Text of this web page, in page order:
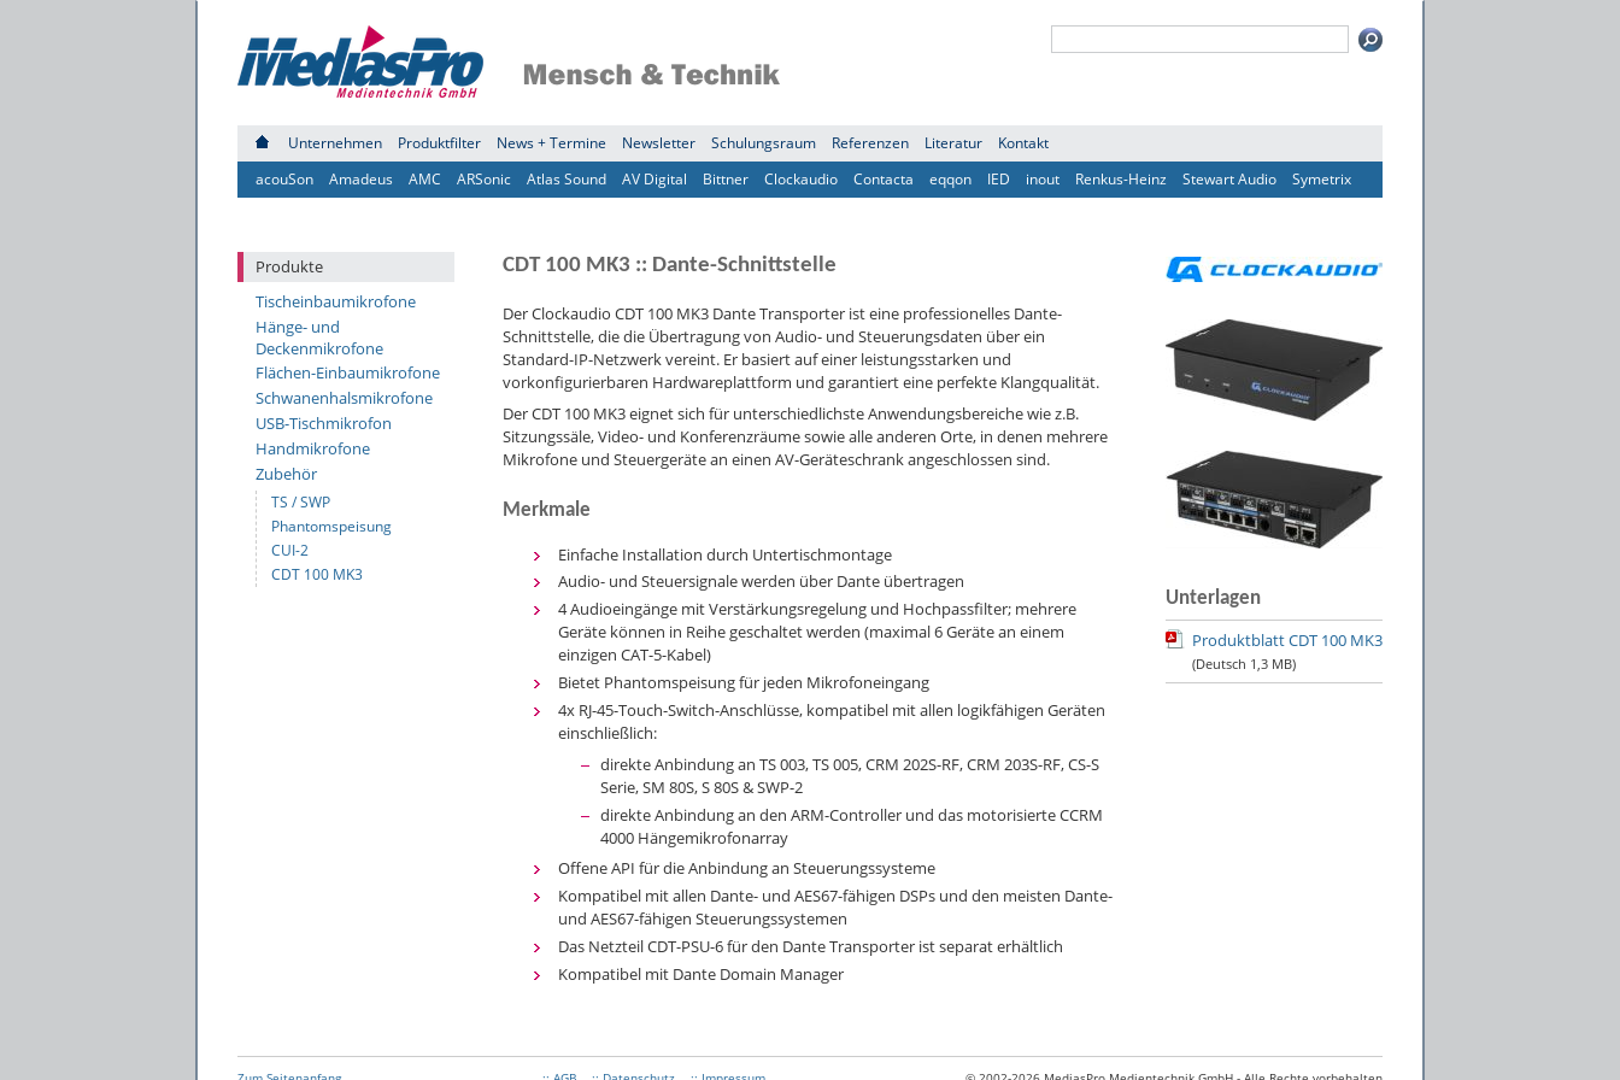
Unternehmen Produktfilter News + Termine Newsletter Schulungsraum Referenzen Literatur
Kontakt
acouSon
Amadeus AMC ARSonic Atlas Sound AV Digital Bittner Clockaudio Contacta eqqon IED inout Renkus-Heinz Stewart Audio Symetrix
Produkte
Tischeinbaumikrofone
Hänge- und
Deckenmikrofone
Flächen-Einbaumikrofone
Schwanenhalsmikrofone
USB-Tischmikrofon
Handmikrofone
Zubehör
TS / SWP
Phantomspeisung
CUI-2
CDT 100 MK3
CDT 100 MK3 :: Dante-Schnittstelle
Der Clockaudio CDT 100 MK3 Dante Transporter ist eine professionelles Dante-
Schnittstelle, die die Übertragung von Audio- und Steuerungsdaten über ein
Standard-IP-Netzwerk vereint. Er basiert auf einer leistungsstarken und
vorkonfigurierbaren Hardwareplattform und garantiert eine perfekte Klangqualität.
Der CDT 100 MK3 eignet sich für unterschiedlichste Anwendungsbereiche wie z.B.
Sitzungssäle, Video- und Konferenzräume sowie alle anderen Orte, in denen mehrere
Mikrofone und Steuergeräte an einen AV-Geräteschrank angeschlossen sind.
Merkmale
Einfache Installation durch Untertischmontage
Audio- und Steuersignale werden über Dante übertragen
4 Audioeingänge mit Verstärkungsregelung und Hochpassfilter; mehrere
Geräte können in Reihe geschaltet werden (maximal 6 Geräte an einem
einzigen CAT-5-Kabel)
Bietet Phantomspeisung für jeden Mikrofoneingang
4x RJ-45-Touch-Switch-Anschlüsse, kompatibel mit allen logikfähigen Geräten
einschließlich:
direkte Anbindung an TS 003, TS 005, CRM 202S-RF, CRM 203S-RF, CS-S
Serie, SM 80S, S 80S & SWP-2
direkte Anbindung an den ARM-Controller und das motorisierte CCRM
4000 Hängemikrofonarray
Offene API für die Anbindung an Steuerungssysteme
Kompatibel mit allen Dante- und AES67-fähigen DSPs und den meisten Dante-
und AES67-fähigen Steuerungssystemen
Das Netzteil CDT-PSU-6 für den Dante Transporter ist separat erhältlich
Kompatibel mit Dante Domain Manager
Unterlagen
Produktblatt CDT 100 MK3
(Deutsch 1,3 MB)